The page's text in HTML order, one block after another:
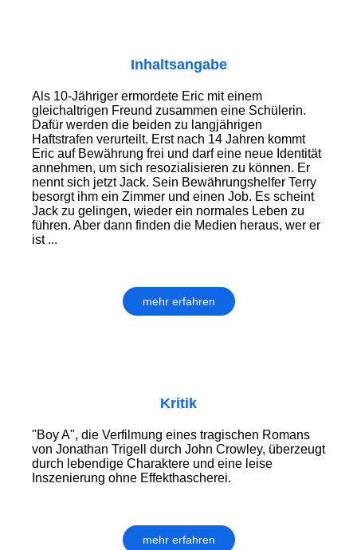
Inhaltsangabe
Als 10-Jähriger ermordete Eric mit einem
gleichaltrigen Freund zusammen eine Schülerin.
Dafür werden die beiden zu langjährigen
Haftstrafen verurteilt. Erst nach 14 Jahren kommt
Eric auf Bewährung frei und darf eine neue Identität
annehmen, um sich resozialisieren zu können. Er
nennt sich jetzt Jack. Sein Bewährungshelfer Terry
besorgt ihm ein Zimmer und einen Job. Es scheint
Jack zu gelingen, wieder ein normales Leben zu
führen. Aber dann finden die Medien heraus, wer er
ist ...
mehr erfahren
Kritik
"Boy A", die Verfilmung eines tragischen Romans
von Jonathan Trigell durch John Crowley, überzeugt
durch lebendige Charaktere und eine leise
Inszenierung ohne Effekthascherei.
mehr erfahren